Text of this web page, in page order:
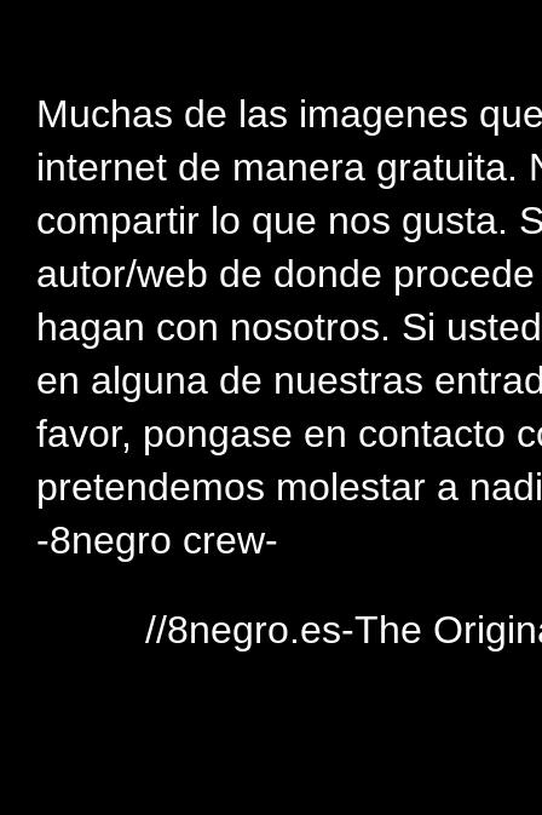
Muchas de las imagenes
internet de manera gratuita.
compartir lo que nos gusta.
autor/web de donde
hagan con nosotros. Si
en alguna de nuestras
favor, pongase en contacto
pretendemos molestar a
-8negro crew-
//8negro.es-The